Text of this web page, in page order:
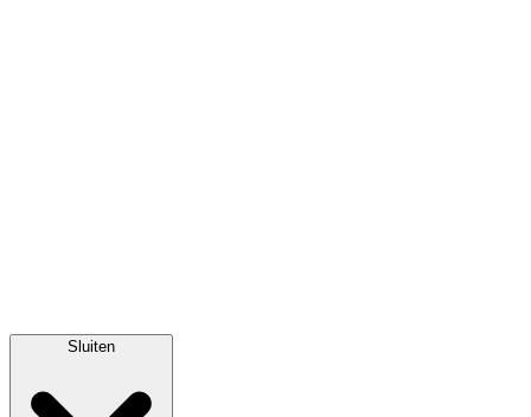
Sluiten